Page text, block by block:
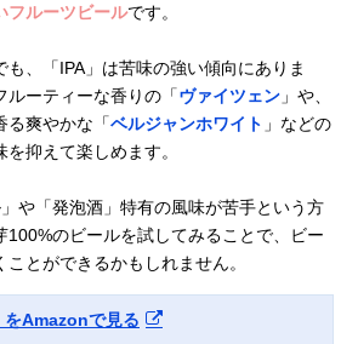
フルーツビールです。
も、「IPA」は苦味の強い傾向にありま
ルーティーな香りの「ヴァイツェン 」や、
る爽やかな「ベルジャンホワイト 」などの
抑えて楽しめます。
や「発泡酒」特有の風味が苦手という方
100%のビールを試してみることで、ビー
とができるかもしれません。
をAmazonで見る